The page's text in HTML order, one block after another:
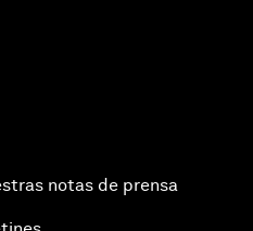
notas de prensa